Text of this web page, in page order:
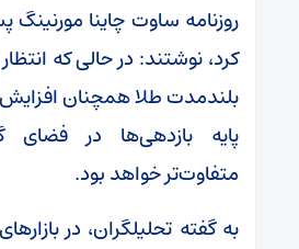
روزنامه ساوت چاینا
کرد، نوشتند: در حالی که
بلندمدت طلا همچنان افزایش
پایه بازدهی‌ها در فضای
متفاوت‌تر خواهد بود.
به گفته تحلیلگران، در